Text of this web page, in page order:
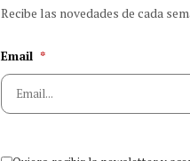
Recibe las novedades de cada
Email *